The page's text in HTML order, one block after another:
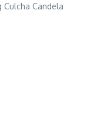
Culcha Candela